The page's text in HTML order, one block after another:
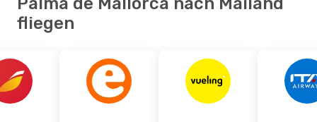
fliegen